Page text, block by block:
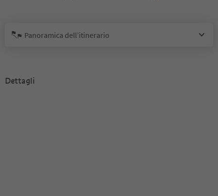
Panoramica dell’itinerario
Dettagli